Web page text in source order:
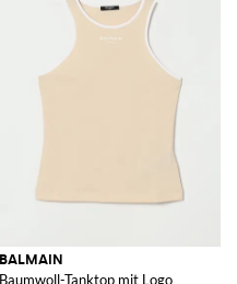
Print
BALMAIN
Baumwoll-Tanktop mit Logo